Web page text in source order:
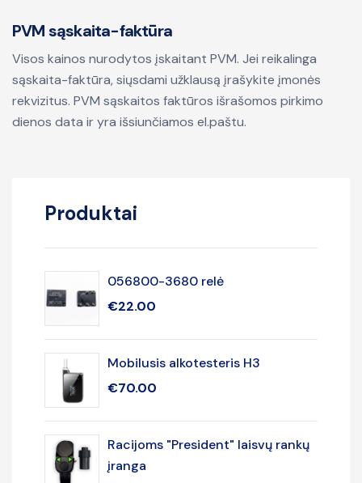
PVM sąskaita-faktūra
Visos kainos nurodytos įskaitant PVM. Jei reikalinga
sąskaita-faktūra, siųsdami užklausą įrašykite įmonės
rekvizitus. PVM sąskaitos faktūros išrašomos pirkimo
dienos data ir yra išsiunčiamos el.paštu.
Produktai
056800-3680 relė
€22.00
Mobilusis alkotesteris H3
€70.00
Racijoms "President" laisvų rankų
įranga